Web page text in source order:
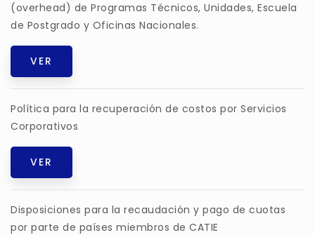
(overhead) de Programas Técnicos, Unidades, Escuela
de Postgrado y Oficinas Nacionales.
VER
Política para la recuperación de costos por Servicios
Corporativos
VER
Disposiciones para la recaudación y pago de cuotas
por parte de países miembros de CATIE